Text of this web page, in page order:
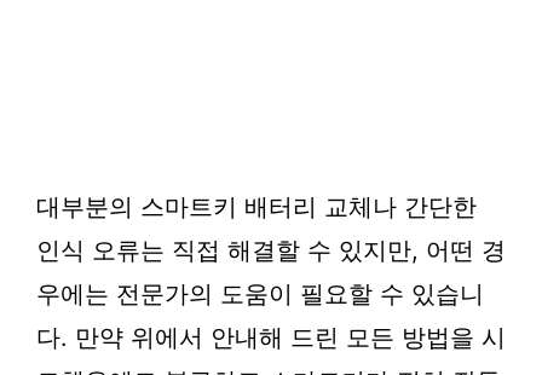
대부분의 스마트키 배터리 교체나 간단한
인식 오류는 직접 해결할 수 있지만, 어떤 경
우에는 전문가의 도움이 필요할 수 있습니
다. 만약 위에서 안내해 드린 모든 방법을 시